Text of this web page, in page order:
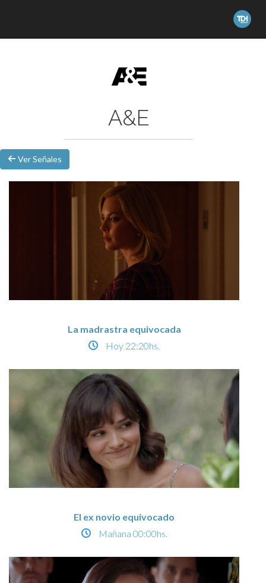
A&E
Ver Señales
La madrastra equivocada
Hoy 22:20hs.
El ex novio equivocado
Mañana 00:00hs.